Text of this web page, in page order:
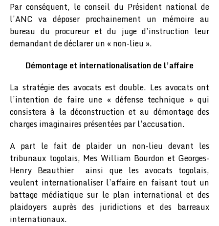
Par conséquent, le conseil du Président national de
l’ANC va déposer prochainement un mémoire au
bureau du procureur et du juge d’instruction leur
demandant de déclarer un « non-lieu ».
Démontage et internationalisation de l’affaire
La stratégie des avocats est double. Les avocats ont
l’intention de faire une « défense technique » qui
consistera à la déconstruction et au démontage des
charges imaginaires présentées par l’accusation.
A part le fait de plaider un non-lieu devant les
tribunaux togolais, Mes William Bourdon et Georges-
Henry Beauthier ainsi que les avocats togolais,
veulent internationaliser l’affaire en faisant tout un
battage médiatique sur le plan international et des
plaidoyers auprès des juridictions et des barreaux
internationaux.